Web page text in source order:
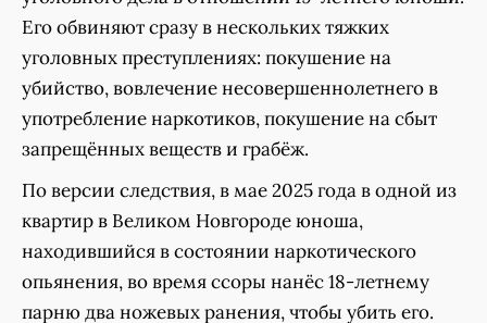
Его обвиняют сразу в нескольких тяжких
уголовных преступлениях: покушение на
убийство, вовлечение несовершеннолетнего в
употребление наркотиков, покушение на сбыт
запрещённых веществ и грабёж.
По версии следствия, в мае 2025 года в одной из
квартир в Великом Новгороде юноша,
находившийся в состоянии наркотического
опьянения, во время ссоры нанёс 18-летнему
парню два ножевых ранения, чтобы убить его.